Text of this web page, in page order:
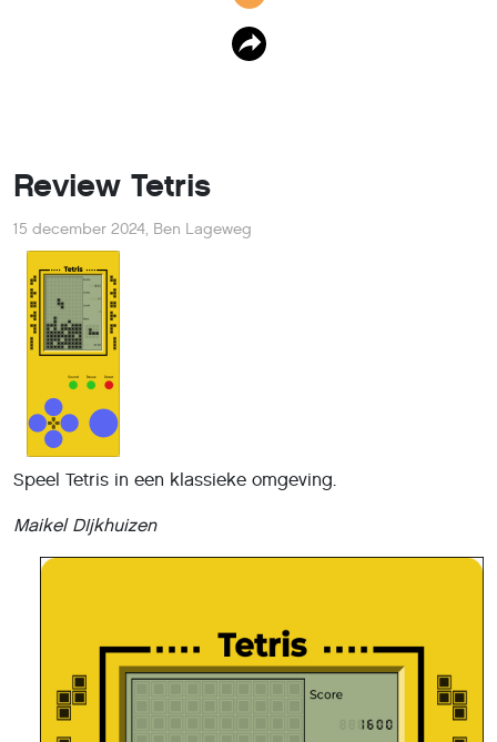
Review Tetris
15 december 2024, Ben Lageweg
Speel Tetris in een klassieke omgeving.
Maikel DIjkhuizen